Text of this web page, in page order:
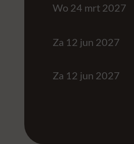
Wo 24 mrt 2027
Za 12 jun 2027
Za 12 jun 2027